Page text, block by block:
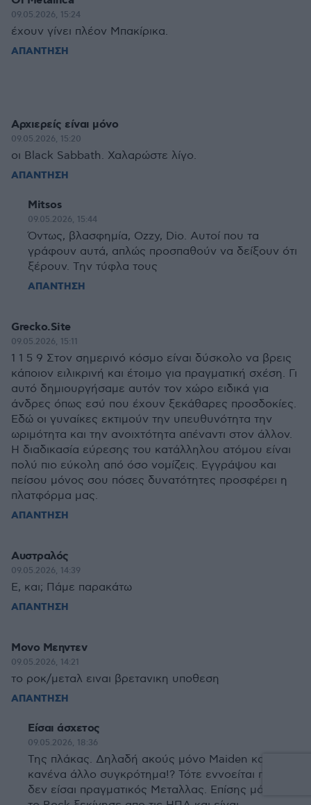
09.05.2026, 15:24
έχουν γίνει πλέον Μπακίρικα.
ΑΠΑΝΤΗΣΗ
Αρχιερείς είναι μόνο
09.05.2026, 15:20
οι Black Sabbath. Χαλαρώστε λίγο.
ΑΠΑΝΤΗΣΗ
Mitsos
09.05.2026, 15:44
Όντως, βλασφημία, Ozzy, Dio. Αυτοί που τα
γράφουν αυτά, απλώς προσπαθούν να δείξουν ότι
ξέρουν. Την τύφλα τους
ΑΠΑΝΤΗΣΗ
Grecko.Site
09.05.2026, 15:11
1 1 5 9 Στον σημερινό κόσμο είναι δύσκολο να βρεις
κάποιον ειλικρινή και έτοιμο για πραγματική σχέση. Γι
αυτό δημιουργήσαμε αυτόν τον χώρο ειδικά για
άνδρες όπως εσύ που έχουν ξεκάθαρες προσδοκίες.
Εδώ οι γυναίκες εκτιμούν την υπευθυνότητα την
ωριμότητα και την ανοιχτότητα απέναντι στον άλλον.
Η διαδικασία εύρεσης του κατάλληλου ατόμου είναι
πολύ πιο εύκολη από όσο νομίζεις. Εγγράψου και
πείσου μόνος σου πόσες δυνατότητες προσφέρει η
πλατφόρμα μας.
ΑΠΑΝΤΗΣΗ
Αυστραλός
09.05.2026, 14:39
Ε, και; Πάμε παρακάτω
ΑΠΑΝΤΗΣΗ
Μονο Μεηντεν
09.05.2026, 14:21
το ροκ/μεταλ ειναι βρετανικη υποθεση
ΑΠΑΝΤΗΣΗ
Είσαι άσχετος
09.05.2026, 18:36
Της πλάκας. Δηλαδή ακούς μόνο Maiden και
κανένα άλλο συγκρότημα!? Τότε εννοείται πως
δεν είσαι πραγματικός Μεταλλας. Επίσης μάθε ότι